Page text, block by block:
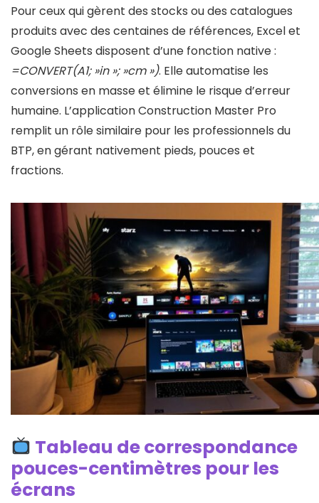
Pour ceux qui gèrent des stocks ou des catalogues
produits avec des centaines de références, Excel et
Google Sheets disposent d’une fonction native :
=CONVERT(A1; »in »; »cm »). Elle automatise les
conversions en masse et élimine le risque d’erreur
humaine. L’application Construction Master Pro
remplit un rôle similaire pour les professionnels du
BTP, en gérant nativement pieds, pouces et
fractions.
Tableau de correspondance
pouces-centimètres pour les
écrans